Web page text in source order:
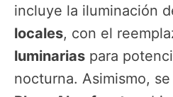
incluye la iluminación
locales, con el
luminarias para
nocturna. Asimismo,